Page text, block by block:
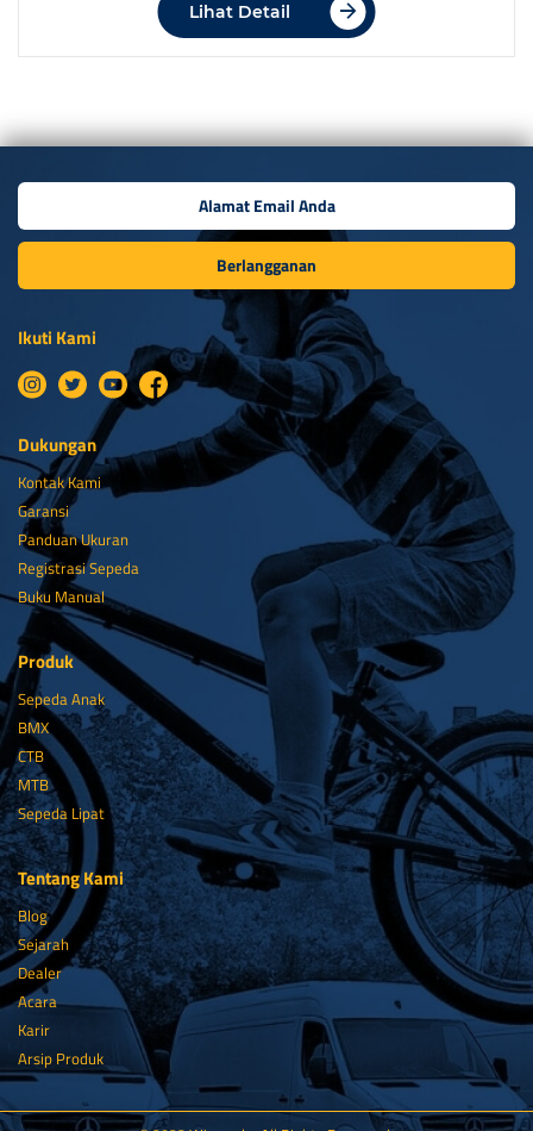
Lihat Detail
Berlangganan
Ikuti Kami
Dukungan
Kontak Kami
Garansi
Panduan Ukuran
Registrasi Sepeda
Buku Manual
Produk
Sepeda Anak
BMX
CTB
MTB
Sepeda Lipat
Tentang Kami
Blog
Sejarah
Dealer
Acara
Karir
Arsip Produk